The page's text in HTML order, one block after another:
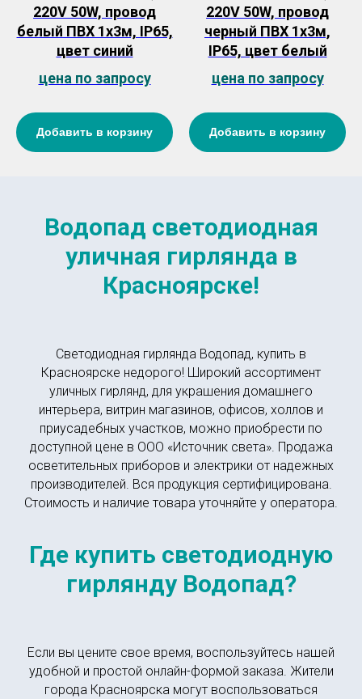
220V 50W, провод
белый ПВХ 1х3м, IP65,
цвет синий
цена по запросу
Добавить в корзину
220V 50W, провод
черный ПВХ 1х3м,
IP65, цвет белый
цена по запросу
Добавить в корзину
Водопад светодиодная
уличная гирлянда в
Красноярске!
Светодиодная гирлянда Водопад, купить в
Красноярске недорого! Широкий ассортимент
уличных гирлянд, для украшения домашнего
интерьера, витрин магазинов, офисов, холлов и
приусадебных участков, можно приобрести по
доступной цене в ООО «Источник света». Продажа
осветительных приборов и электрики от надежных
производителей. Вся продукция сертифицирована.
Стоимость и наличие товара уточняйте у оператора.
Где купить светодиодную
гирлянду Водопад?
Если вы цените свое время, воспользуйтесь нашей
удобной и простой онлайн-формой заказа. Жители
города Красноярска могут воспользоваться